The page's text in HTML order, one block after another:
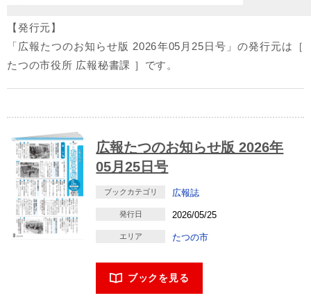
【発行元】
「広報たつのお知らせ版 2026年05月25日号」の発行元は［
たつの市役所 広報秘書課 ］です。
広報たつのお知らせ版 2026年
05月25日号
ブックカテゴリ 広報誌
発行日 2026/05/25
エリア たつの市
ブックを見る